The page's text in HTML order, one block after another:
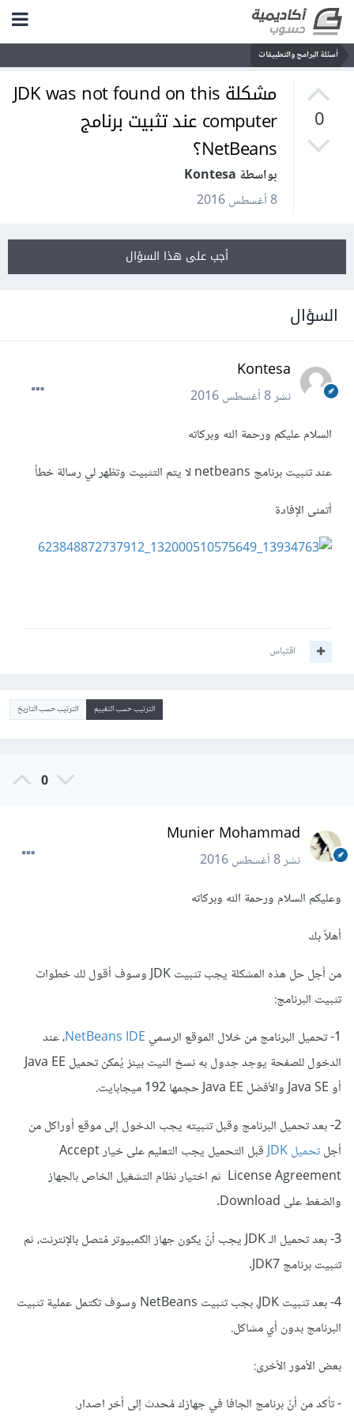
أسئلة البرامج والتطبيقات
0
مشكلة JDK was not found on this
computer عند تثبيت برنامج
NetBeans؟
بواسطة Kontesa
8 أغسطس 2016
أجب على هذا السؤال
السؤال
Kontesa
نشر8 أغسطس 2016
السلام عليكم ورحمة الله وبركاته
عند تثبيت برنامج netbeans لا يتم التثبيت وتظهر لي رسالة خطأ
أتمنى الإفادة
اقتباس
الترتيب حسب التقييم الترتيب حسب التاريخ
0
Munier Mohammad
نشر8 أغسطس 2016
وعليكم السلام ورحمة الله وبركاته
أهلاً بك
من أجل حل هذه المشكلة يجب تثبيت JDK وسوف أقول لك خطوات
تثبيت البرنامج:
1- تحميل البرنامج من خلال الموقع الرسمي
NetBeans IDE، عند
الدخول للصفحة يوجد جدول به نسخ النيت بينز يُمكن تحميل Java EE
أو Java SE والأفضل Java EE حجمها 192 ميجابايت.
2- بعد تحميل البرنامج وقبل تثبيته يجب الدخول إلى موقع أوراكل من
أجلتحميل JDK
قبل التحميل يجب التعليم على خيار Accept
License Agreement ثم اختيار نظام التشغيل الخاص بالجهاز
والضغط على Download.
3- بعد تحميل الـ JDK يجب أنّ يكون جهاز الكمبيوتر مُتصل بالإنترنت، ثم
تثبيت برنامج JDK7.
4- بعد تثبيت JDK، بجب تثبيت NetBeans وسوف تكتمل عملية تثبيت
البرنامج بدون أي مشاكل.
بعض الأمور الأخرى:
- تأكد من أنّ برنامج الجافا في جهازك مُحدث إلى أخر اصدار.